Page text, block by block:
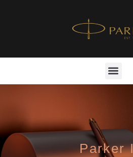
Parker